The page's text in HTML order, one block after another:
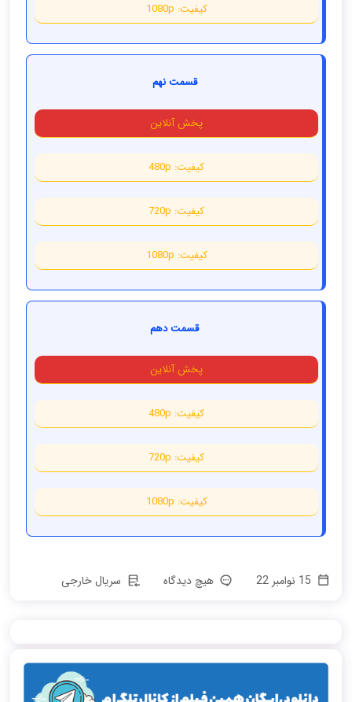
کیفیت: 1080p
قسمت نهم
پخش آنلاین
کیفیت: 480p
کیفیت: 720p
کیفیت: 1080p
قسمت دهم
پخش آنلاین
کیفیت: 480p
کیفیت: 720p
کیفیت: 1080p
هیچ دیدگاه سریال خارجی